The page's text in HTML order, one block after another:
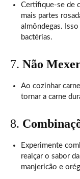
Certifique-se de
mais partes
almôndegas.
bactérias.
7. Não
Ao cozinhar
tornar a carne
8.
Experimente
realçar o sabor
manjericão e